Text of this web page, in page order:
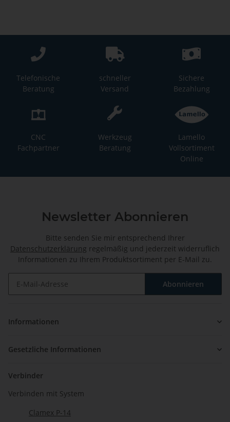
Telefonische
Beratung
schneller
Versand
Sichere
Bezahlung
CNC
Fachpartner
Werkzeug
Beratung
Lamello
Vollsortiment
Online
Newsletter Abonnieren
Bitte senden Sie mir entsprechend Ihrer
Datenschutzerklärung regelmäßig und jederzeit widerruflich
Informationen zu Ihrem Produktsortiment per E-Mail zu.
Abonnieren
Informationen
Gesetzliche Informationen
Verbinder
Verbinden mit System
Clamex P-14